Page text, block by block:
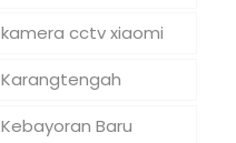
kamera cctv xiaomi
Karangtengah
Kebayoran Baru